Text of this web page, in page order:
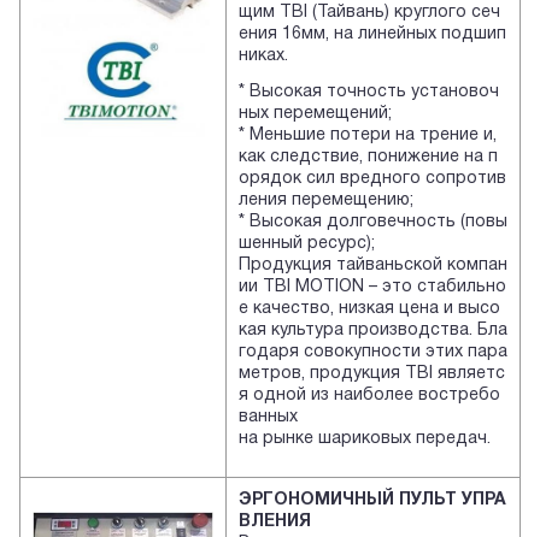
щим TBI (Тайвань) круглого сеч
ения 16мм, на линейных подшип
никах.
* Высокая точность установоч
ных перемещений;
* Меньшие потери на трение и,
как следствие, понижение на п
орядок сил вредного сопротив
ления перемещению;
* Высокая долговечность (повы
шенный ресурс);
Продукция тайваньской компан
ии TBI MOTION – это стабильно
е качество, низкая цена и высо
кая культура производства. Бла
годаря совокупности этих пара
метров, продукция TBI являетс
я одной из наиболее востребо
ванных
на рынке шариковых передач.
ЭРГОНОМИЧНЫЙ ПУЛЬТ УПРА
ВЛЕНИЯ